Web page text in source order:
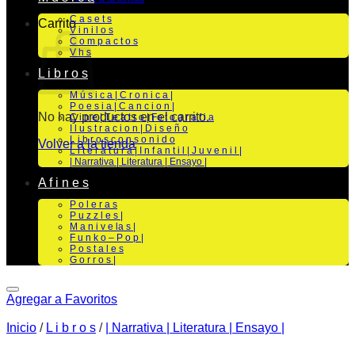
Carrito
No hay productos en el carrito.
Volver a la tienda
C a s e t s
V i n i l o s
C o m p a c t o s
V h s
L i b r o s
M ú s i c a | C r o n i c a |
P o e s i a | C a n c i o n |
C i n e | T e a t r o | Fo t o g r a f i a
I l u s t r a c i o n | D i s e ñ o
L i b r o s c o n s o n i d o
L i t e r a t u r a | I n f a n t i l | J u v e n i l |
| Narrativa | Literatura | Ensayo |
A f i n e s
P o l e r a s
P u z z l e s |
M a n i v e la s |
F u n k o – P o p |
P o s t a l e s
G o r r o s |
Agregar a Favoritos
Inicio / L i b r o s / | Narrativa | Literatura | Ensayo |